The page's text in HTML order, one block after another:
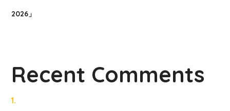
2026」
Recent Comments